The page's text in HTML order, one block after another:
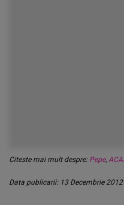
Citeste mai mult despre: Pepe,
Data publicarii: 13 Decembrie 2012